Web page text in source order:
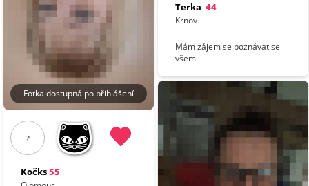
Fotka dostupná po přihlášení
?
Kočks55
Terka 44
Krnov
Mám zájem se poznávat se
všemi